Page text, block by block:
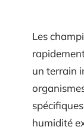
Les
un terrain
humidité